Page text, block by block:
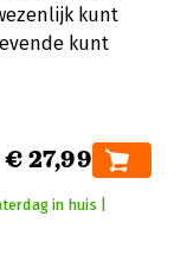
kunt
kunt
€ 27,99
in huis |